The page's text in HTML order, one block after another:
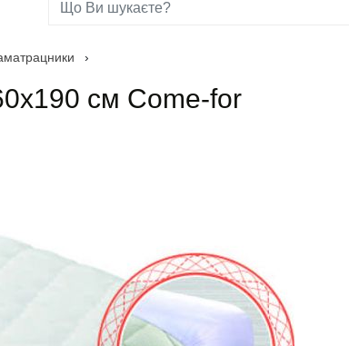
›
см Come-for